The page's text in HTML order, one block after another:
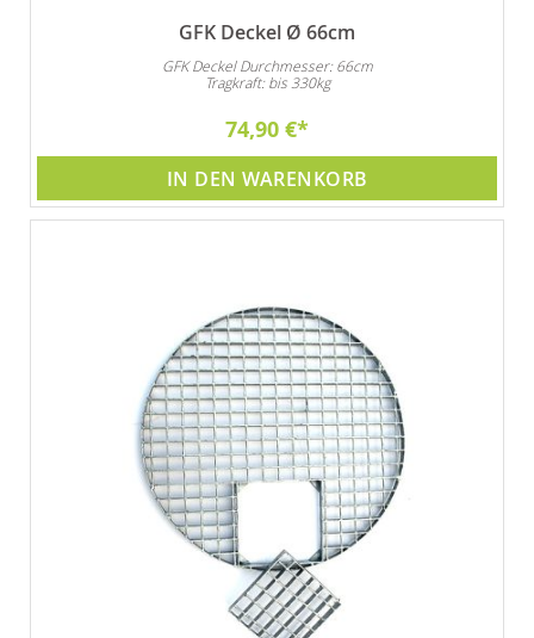
GFK Deckel Ø 66cm
GFK Deckel Durchmesser: 66cm
Tragkraft: bis 330kg
74,90 €
IN DEN WARENKORB